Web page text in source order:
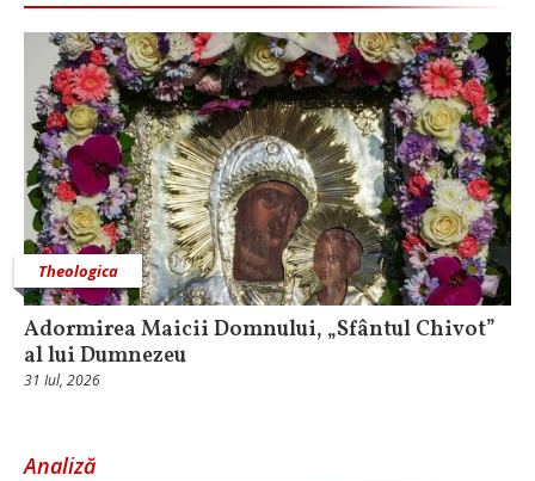
Theologica
Adormirea Maicii Domnului, „Sfântul Chivot”
al lui Dumnezeu
31 Iul, 2026
Analiză